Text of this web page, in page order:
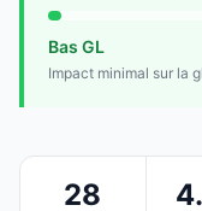
Bas GL
Impact minimal sur la
28